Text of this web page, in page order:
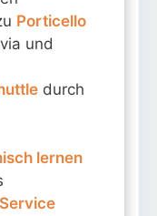
Porticello
und
durch
lernen